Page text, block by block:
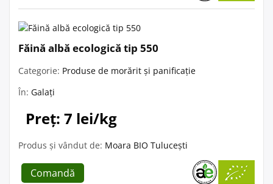
Făină albă ecologică tip 550
Categorie: Produse de morărit și panificație
În: Galați
Preț: 7 lei/kg
Produs și vândut de: Moara BIO Tulucești
Comandă